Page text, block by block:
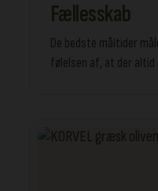
Fællesskab
De bedste måltider
følelsen af, at der altid